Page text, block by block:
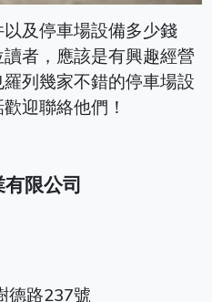
及停車場設備多少錢
者，應該是有興趣經營
列幾家不錯的停車場設
迎聯絡他們！
限公司
德路237號